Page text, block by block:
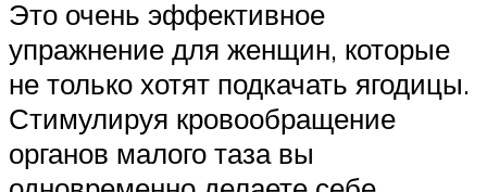
Это очень эффективное
упражнение для женщин, которые
не только хотят подкачать ягодицы.
Стимулируя кровообращение
органов малого таза вы